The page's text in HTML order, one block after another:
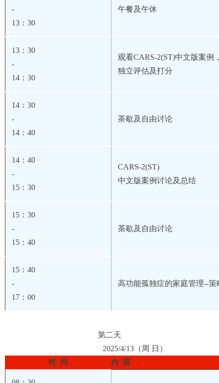
-
13 ：30
午餐及午休
13 ：30
-
14 ：30
观看CARS-2(ST)中文版案例
独立评估及打分
14 ：30
-
14 ：40
茶歇及自由讨论
14 ：40
-
15 ：30
CARS-2(ST)
中文版案例讨论及总结
15 ：30
-
15 ：40
茶歇及自由讨论
15 ：40
-
17 ：00
高功能孤独症的家庭管理--策
第二天
2025/4/13（ 周 日 ）
时 间
内 容